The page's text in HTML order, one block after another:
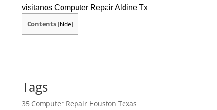
visitanos Computer Repair Aldine Tx
Contents [hide]
Tags
35 Computer Repair Houston Texas